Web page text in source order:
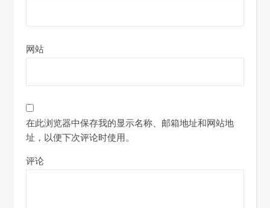
网站
在此浏览器中保存我的显示名称、邮箱地址和网站地
址，以便下次评论时使用。
评论